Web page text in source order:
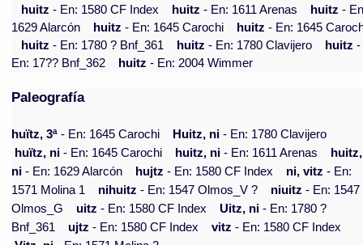
huitz- En: 1580 CF Index huitz- En: 1611 Arenas huitz-
1629 Alarcón
huitz- En: 1645 Carochi huitz- En: 1645
huitz- En: 1780 ? Bnf_361 huitz- En: 1780 Clavijero huitz-
En: 17?? Bnf_362
huitz- En: 2004 Wimmer
Paleografía
huïtz, 3ª - En: 1645 Carochi Huitz, ni - En: 1780 Clavijero
huïtz, ni - En: 1645 Carochi huitz, ni - En: 1611 Arenas
huitz,
ni - En: 1629 Alarcón hujtz - En: 1580 CF Index ni, vitz - En:
1571 Molina 1
nihuitz - En: 1547 Olmos_V ? niuitz - En: 1547
Olmos_G
uitz - En: 1580 CF Index Uitz, ni - En: 1780 ?
Bnf_361
ujtz - En: 1580 CF Index vitz - En: 1580 CF Index